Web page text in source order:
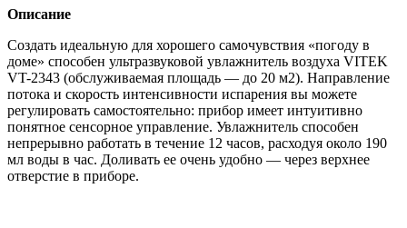
Описание
Создать идеальную для хорошего самочувствия «погоду в
доме» способен ультразвуковой увлажнитель воздуха VITEK
VT-2343 (обслуживаемая площадь — до 20 м2). Направление
потока и скорость интенсивности испарения вы можете
регулировать самостоятельно: прибор имеет интуитивно
понятное сенсорное управление. Увлажнитель способен
непрерывно работать в течение 12 часов, расходуя около 190
мл воды в час. Доливать ее очень удобно — через верхнее
отверстие в приборе.